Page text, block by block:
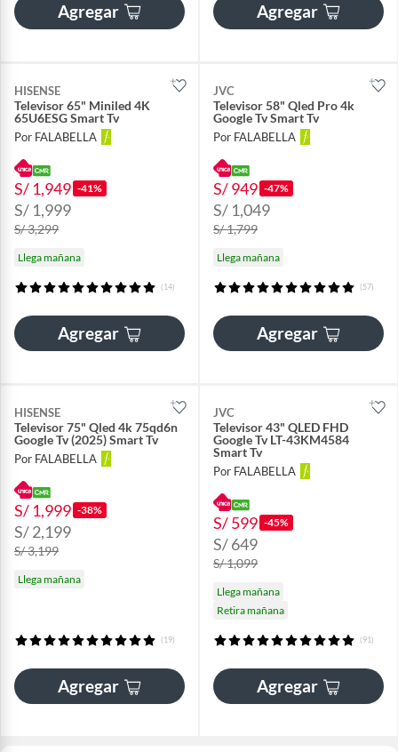
Agregar Agregar
HISENSE
Televisor 65" Miniled 4K
65U6ESG Smart Tv
Por FALABELLA
S/ 1,949 -41%
S/ 1,999
S/ 3,299
Llega mañana
(14)
Agregar
JVC
Televisor 58" Qled Pro 4k
Google Tv Smart Tv
Por FALABELLA
S/ 949 -47%
S/ 1,049
S/ 1,799
Llega mañana
(57)
Agregar
HISENSE
Televisor 75" Qled 4k 75qd6n
Google Tv (2025) Smart Tv
Por FALABELLA
S/ 1,999 -38%
S/ 2,199
S/ 3,199
Llega mañana
(19)
Agregar
JVC
Televisor 43" QLED FHD
Google Tv LT-43KM4584
Smart Tv
Por FALABELLA
S/ 599 -45%
S/ 649
S/ 1,099
Llega mañana
Retira mañana
(91)
Agregar